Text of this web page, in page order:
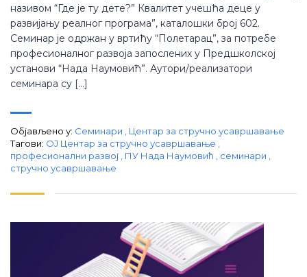
називом “Где је ту дете?” Квалитет учешћа деце у
развијању реалног програма”, каталошки број 602.
Семинар је одржан у вртићу “Полетарац”, за потребе
професионалног развоја запослених у Предшколској
установи “Нада Наумовић”. Аутори/реализатори
семинара су […]
Објављено у: Семинари
Центар за стручно усавршавање
Тагови: ОЈ Центар за стручно усавршавање
професионални развој
ПУ Нада Наумовић семинари
стручно усавршавање